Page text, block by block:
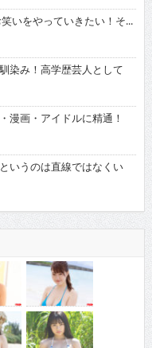
いをやっていきたい！そ...
染み！高学歴芸人として
画・アイドルに精通！
うのは直線ではなくい